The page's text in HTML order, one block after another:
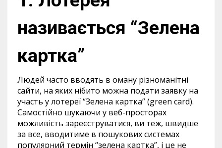
називається “Зелена
картка”
Людей часто вводять в оману різноманітні
сайти, на яких нібито можна подати заявку на
участь у лотереї “Зелена картка” (green card).
Самостійно шукаючи у веб-просторах
можливість зареєструватися, ви теж, швидше
за все, вводитиме в пошукових системах
популярний термін “зелена картка”, і це не